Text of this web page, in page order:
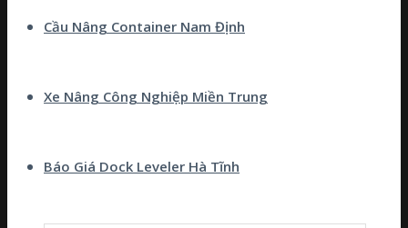
Cầu Nâng Container Nam Định
Xe Nâng Công Nghiệp Miền Trung
Báo Giá Dock Leveler Hà Tĩnh